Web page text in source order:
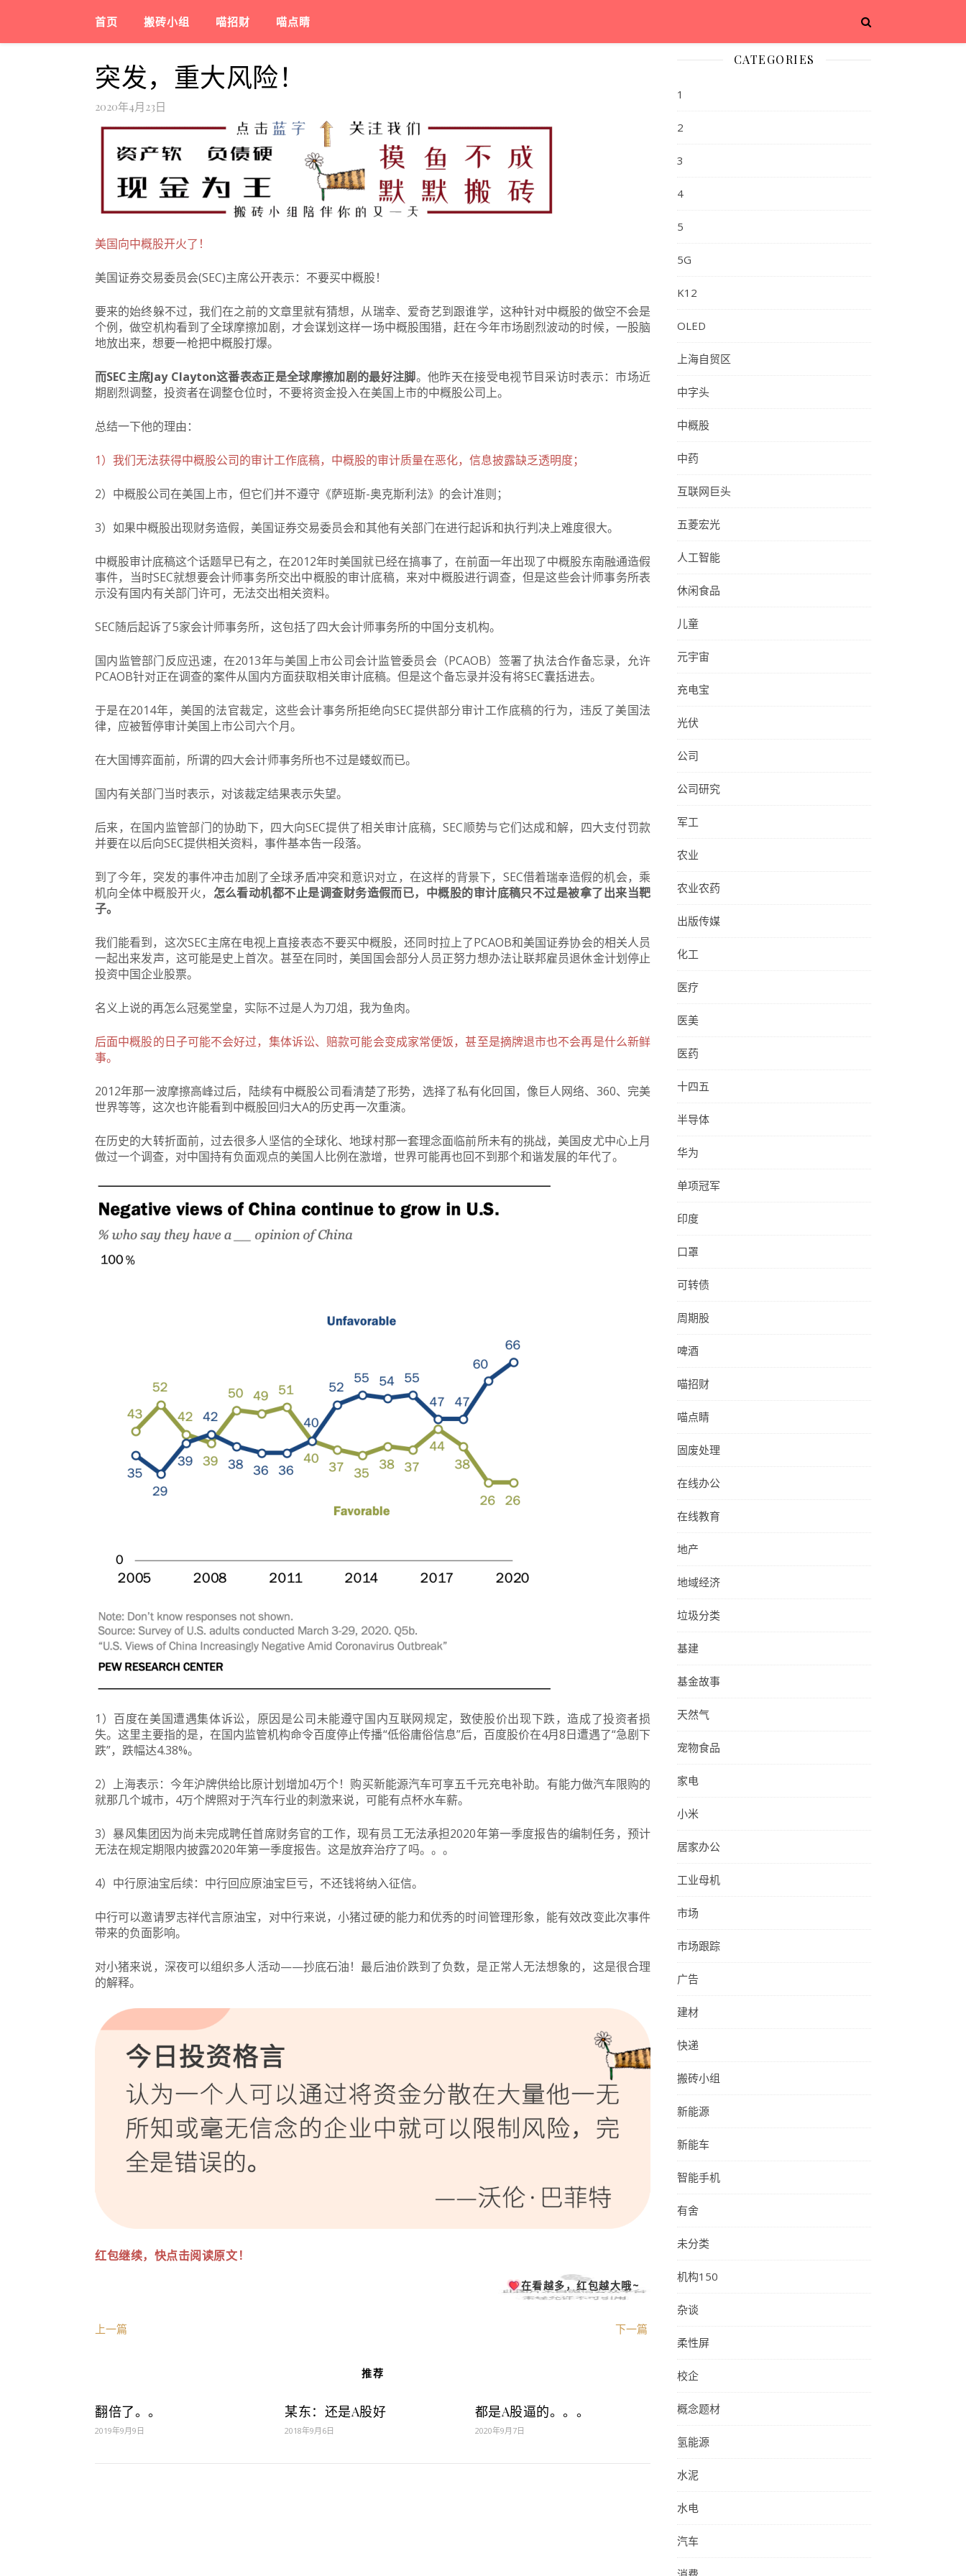
首页 搬砖小组 喵招财 喵点睛
突发，重大风险！
2020年4月23日
美国向中概股开火了！
美国证券交易委员会(SEC)主席公开表示：不要买中概股！
要来的始终躲不过，我们在之前的文章里就有猜想，从瑞幸、爱奇艺到跟谁学，这种针对中概股的做空不会是
个例，做空机构看到了全球摩擦加剧，才会谋划这样一场中概股围猎，赶在今年市场剧烈波动的时候，一股脑
地放出来，想要一枪把中概股打爆。
而SEC主席Jay Clayton这番表态正是全球摩擦加剧的最好注脚。他昨天在接受电视节目采访时表示：市场近
期剧烈调整，投资者在调整仓位时，不要将资金投入在美国上市的中概股公司上。
总结一下他的理由：
1）我们无法获得中概股公司的审计工作底稿，中概股的审计质量在恶化，信息披露缺乏透明度；
2）中概股公司在美国上市，但它们并不遵守《萨班斯-奥克斯利法》的会计准则；
3）如果中概股出现财务造假，美国证券交易委员会和其他有关部门在进行起诉和执行判决上难度很大。
中概股审计底稿这个话题早已有之，在2012年时美国就已经在搞事了，在前面一年出现了中概股东南融通造假
事件，当时SEC就想要会计师事务所交出中概股的审计底稿，来对中概股进行调查，但是这些会计师事务所表
示没有国内有关部门许可，无法交出相关资料。
SEC随后起诉了5家会计师事务所，这包括了四大会计师事务所的中国分支机构。
国内监管部门反应迅速，在2013年与美国上市公司会计监管委员会（PCAOB）签署了执法合作备忘录，允许
PCAOB针对正在调查的案件从国内方面获取相关审计底稿。但是这个备忘录并没有将SEC囊括进去。
于是在2014年，美国的法官裁定，这些会计事务所拒绝向SEC提供部分审计工作底稿的行为，违反了美国法
律，应被暂停审计美国上市公司六个月。
在大国博弈面前，所谓的四大会计师事务所也不过是蝼蚁而已。
国内有关部门当时表示，对该裁定结果表示失望。
后来，在国内监管部门的协助下，四大向SEC提供了相关审计底稿，SEC顺势与它们达成和解，四大支付罚款
并要在以后向SEC提供相关资料，事件基本告一段落。
到了今年，突发的事件冲击加剧了全球矛盾冲突和意识对立， 在这样的背景下，SEC借着瑞幸造假的机会，乘
机向全体中概股开火， 怎么看动机都不止是调查财务造假而已，中概股的审计底稿只不过是被拿了出来当靶
子。
我们能看到，这次SEC主席在电视上直接表态不要买中概股，还同时拉上了PCAOB和美国证券协会的相关人员
一起出来发声，这可能是史上首次。甚至在同时，美国国会部分人员正努力想办法让联邦雇员退休金计划停止
投资中国企业股票。
名义上说的再怎么冠冕堂皇，实际不过是人为刀俎，我为鱼肉。
后面中概股的日子可能不会好过，集体诉讼、赔款可能会变成家常便饭，甚至是摘牌退市也不会再是什么新鲜
事。
2012年那一波摩擦高峰过后，陆续有中概股公司看清楚了形势，选择了私有化回国，像巨人网络、360、完美
世界等等，这次也许能看到中概股回归大A的历史再一次重演。
在历史的大转折面前，过去很多人坚信的全球化、地球村那一套理念面临前所未有的挑战，美国皮尤中心上月
做过一个调查，对中国持有负面观点的美国人比例在激增，世界可能再也回不到那个和谐发展的年代了。
1）百度在美国遭遇集体诉讼，原因是公司未能遵守国内互联网规定，致使股价出现下跌，造成了投资者损
失。这里主要指的是，在国内监管机构命令百度停止传播“低俗庸俗信息”后，百度股价在4月8日遭遇了“急剧下
跌”，跌幅达4.38%。
2）上海表示：今年沪牌供给比原计划增加4万个！购买新能源汽车可享五千元充电补助。有能力做汽车限购的
就那几个城市，4万个牌照对于汽车行业的刺激来说，可能有点杯水车薪。
3）暴风集团因为尚未完成聘任首席财务官的工作，现有员工无法承担2020年第一季度报告的编制任务，预计
无法在规定期限内披露2020年第一季度报告。这是放弃治疗了吗。。。
4） 中行原油宝后续：中行回应原油宝巨亏，不还钱将纳入征信。
中行可以邀请罗志祥代言原油宝，对中行来说，小猪过硬的能力和优秀的时间管理形象，能有效改变此次事件
带来的负面影响。
对小猪来说，深夜可以组织多人活动——抄底石油！最后油价跌到了负数，是正常人无法想象的，这是很合理
的解释。
红包继续，快点击阅读原文！
在看越多，红包越大哦~
上一篇 下一篇
推荐
翻倍了。。
2019年9月9日
某东：还是A股好
2018年9月6日
都是A股逼的。。。
2020年9月7日
CATEGORIES
1
2
3
4
5
5G
K12
OLED
上海自贸区
中字头
中概股
中药
互联网巨头
五菱宏光
人工智能
休闲食品
儿童
元宇宙
充电宝
光伏
公司
公司研究
军工
农业
农业农药
出版传媒
化工
医疗
医美
医药
十四五
半导体
华为
单项冠军
印度
口罩
可转债
周期股
啤酒
喵招财
喵点睛
固废处理
在线办公
在线教育
地产
地域经济
垃圾分类
基建
基金故事
天然气
宠物食品
家电
小米
居家办公
工业母机
市场
市场跟踪
广告
建材
快递
搬砖小组
新能源
新能车
智能手机
有舍
未分类
机构150
杂谈
柔性屏
校企
概念题材
氢能源
水泥
水电
汽车